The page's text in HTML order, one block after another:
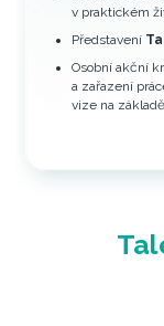
v praktickém
Představení
Osobní akční
a zařazení
vize na